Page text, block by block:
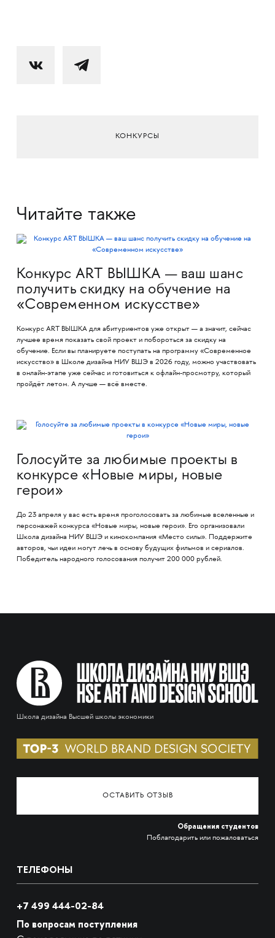
КОНКУРСЫ
Читайте также
Конкурс ART ВЫШКА — ваш шанс
получить скидку на обучение на
«Современном искусстве»
Конкурс ART ВЫШКА для абитуриентов уже открыт — а значит, сейчас
лучшее время показать свой проект и побороться за скидку на
обучение. Если вы планируете поступать на программу «Современное
искусство» в Школе дизайна НИУ ВШЭ в 2026 году, можно участвовать
в онлайн-этапе уже сейчас и готовиться к офлайн-просмотру, который
пройдёт летом. А лучше — всё вместе.
Голосуйте за любимые проекты в
конкурсе «Новые миры, новые
герои»
До 23 апреля у вас есть время проголосовать за любимые вселенные и
персонажей конкурса «Новые миры, новые герои». Его организовали
Школа дизайна НИУ ВШЭ и кинокомпания «Место силы». Поддержите
авторов, чьи идеи могут лечь в основу будущих фильмов и сериалов.
Победитель народного голосования получит 200 000 рублей.​​​​​​​
Школа дизайна Высшей школы экономики
ОСТАВИТЬ ОТЗЫВ
Обращения студентов
Поблагодарить или пожаловаться
ТЕЛЕФОНЫ
+7 499 444-02-84
По вопросам поступления